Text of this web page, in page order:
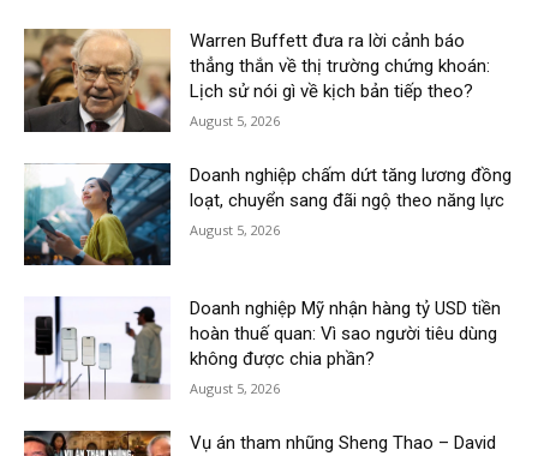
Warren Buffett đưa ra lời cảnh báo
thẳng thắn về thị trường chứng khoán:
Lịch sử nói gì về kịch bản tiếp theo?
August 5, 2026
Doanh nghiệp chấm dứt tăng lương đồng
loạt, chuyển sang đãi ngộ theo năng lực
August 5, 2026
Doanh nghiệp Mỹ nhận hàng tỷ USD tiền
hoàn thuế quan: Vì sao người tiêu dùng
không được chia phần?
August 5, 2026
Vụ án tham nhũng Sheng Thao – David